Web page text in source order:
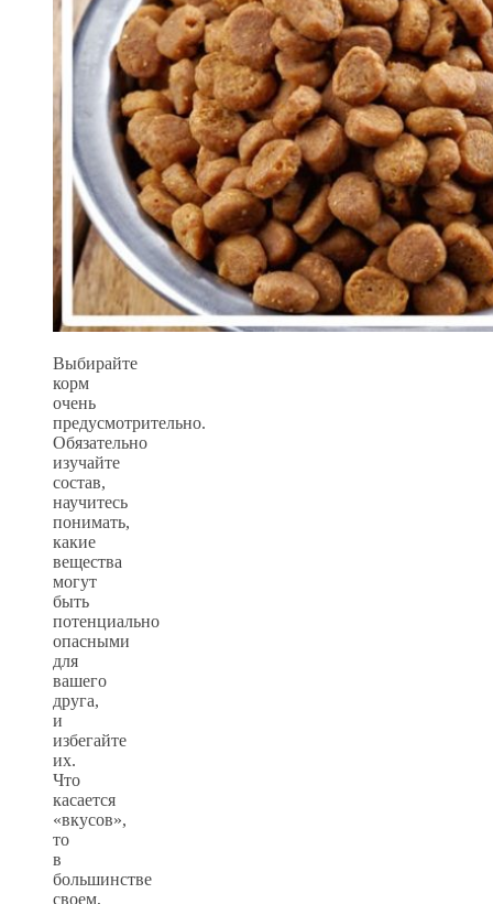
Выбирайте
корм
очень
предусмотрительно.
Обязательно
изучайте
состав,
научитесь
понимать,
какие
вещества
могут
быть
потенциально
опасными
для
вашего
друга,
и
избегайте
их.
Что
касается
«вкусов»,
то
в
большинстве
своем,